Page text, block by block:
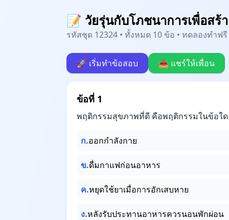
📝 วัยรุ่นกับโภชนาการเพื่อสร้
รหัสชุด 12324 • ทั้งหมด 10 ข้อ • ทดลองทำฟ
🚀 เริ่มทำข้อสอบ 📤 แชร์ให้เพื่อน
ข้อที่ 1
พฤติกรรมสุขภาพที่ดี คือพฤติกรรมในข้อใด
ก.ออกกำลังกาย
ข.ดื่มกาแฟก่อนอาหาร
ค.หยุดใช้ยาเมื่อการอักเสบหาย
ง.หลังรับประทานอาหารควรนอนพักผ่อน